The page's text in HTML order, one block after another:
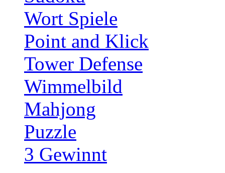
Wort Spiele
Point and Klick
Tower Defense
Wimmelbild
Mahjong
Puzzle
3 Gewinnt